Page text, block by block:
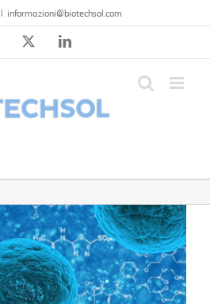
| informazioni@biotechsol.com
Facebook LinkedIn